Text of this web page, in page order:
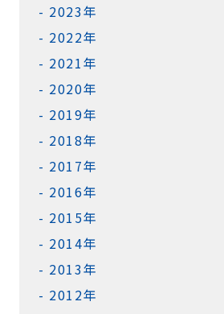
2023年
2022年
2021年
2020年
2019年
2018年
2017年
2016年
2015年
2014年
2013年
2012年